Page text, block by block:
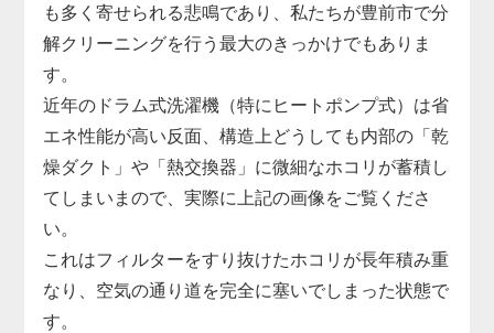
も多く寄せられる悲鳴であり、私たちが豊前市で分
解クリーニングを行う最大のきっかけでもありま
す。
近年のドラム式洗濯機（特にヒートポンプ式）は省
エネ性能が高い反面、構造上どうしても内部の「乾
燥ダクト」や「熱交換器」に微細なホコリが蓄積し
てしまいまので、実際に上記の画像をご覧くださ
い。
これはフィルターをすり抜けたホコリが長年積み重
なり、空気の通り道を完全に塞いでしまった状態で
す。